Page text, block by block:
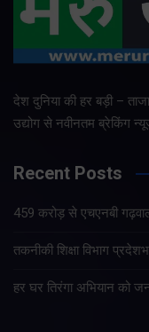
देश दुनिया की हर बड़ी –
उद्योग से नवीनतम ब्रेकिंग
Recent Posts
459 करोड़ से एचएनबी
तकनीकी शिक्षा विभाग
हर घर तिरंगा अभियान को